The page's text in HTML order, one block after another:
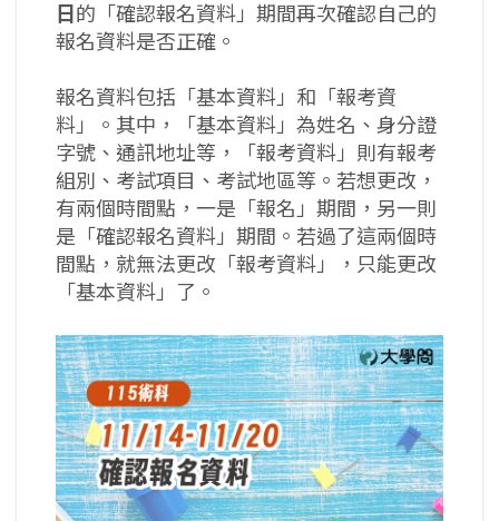
日 的「確認報名資料」期間再次確認自己的
報名資料是否正確。
報名資料包括「基本資料」和「報考資
料」。其中，「基本資料」為姓名、身分證
字號、通訊地址等，「報考資料」則有報考
組別、考試項目、考試地區等。若想更改，
有兩個時間點，一是「報名」期間，另一則
是「確認報名資料」期間。若過了這兩個時
間點，就無法更改「報考資料」，只能更改
「基本資料」了。